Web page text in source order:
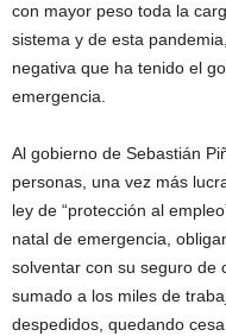
con mayor peso toda la
sistema y de esta
negativa que ha tenido el
emergencia.
Al gobierno de Sebastián
personas, una vez más
ley de “protección al
natal de emergencia,
solventar con su seguro de
sumado a los miles de
despedidos, quedando